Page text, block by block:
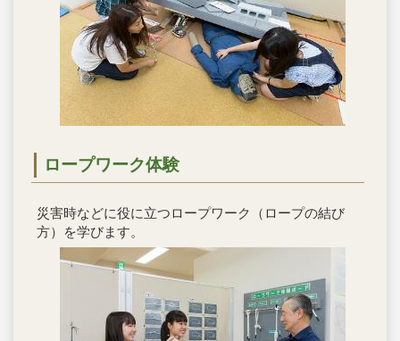
ロープワーク体験
災害時などに役に立つロープワーク（ロープの結び
方）を学びます。